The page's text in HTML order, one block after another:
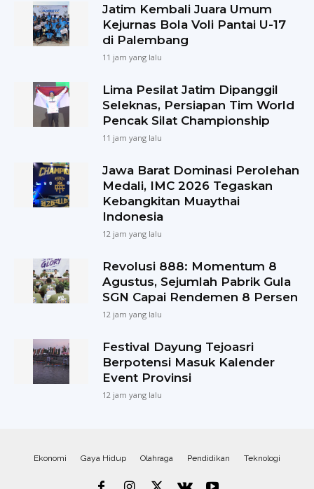
Jatim Kembali Juara Umum
Kejurnas Bola Voli Pantai U-17
di Palembang
11 jam yang lalu
Lima Pesilat Jatim Dipanggil
Seleknas, Persiapan Tim World
Pencak Silat Championship
11 jam yang lalu
Jawa Barat Dominasi Perolehan
Medali, IMC 2026 Tegaskan
Kebangkitan Muaythai
Indonesia
12 jam yang lalu
Revolusi 888: Momentum 8
Agustus, Sejumlah Pabrik Gula
SGN Capai Rendemen 8 Persen
12 jam yang lalu
Festival Dayung Tejoasri
Berpotensi Masuk Kalender
Event Provinsi
12 jam yang lalu
Ekonomi Gaya Hidup Olahraga Pendidikan Teknologi